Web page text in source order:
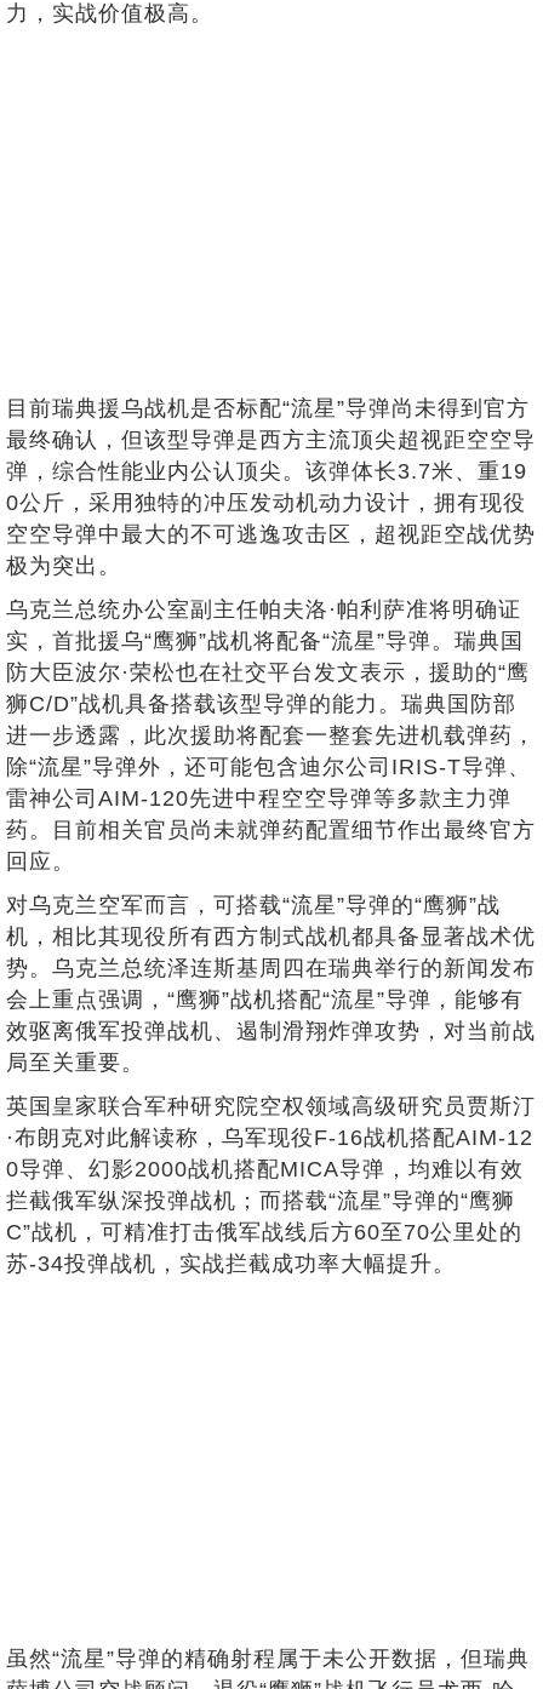
力，实战价值极高。
目前瑞典援乌战机是否标配“流星”导弹尚未得到官方
最终确认，但该型导弹是西方主流顶尖超视距空空导
弹，综合性能业内公认顶尖。该弹体长3.7米、重19
0公斤，采用独特的冲压发动机动力设计，拥有现役
空空导弹中最大的不可逃逸攻击区，超视距空战优势
极为突出。
乌克兰总统办公室副主任帕夫洛·帕利萨准将明确证
实，首批援乌“鹰狮”战机将配备“流星”导弹。瑞典国
防大臣波尔·荣松也在社交平台发文表示，援助的“鹰
狮C/D”战机具备搭载该型导弹的能力。瑞典国防部
进一步透露，此次援助将配套一整套先进机载弹药，
除“流星”导弹外，还可能包含迪尔公司IRIS-T导弹、
雷神公司AIM-120先进中程空空导弹等多款主力弹
药。目前相关官员尚未就弹药配置细节作出最终官方
回应。
对乌克兰空军而言，可搭载“流星”导弹的“鹰狮”战
机，相比其现役所有西方制式战机都具备显著战术优
势。乌克兰总统泽连斯基周四在瑞典举行的新闻发布
会上重点强调，“鹰狮”战机搭配“流星”导弹，能够有
效驱离俄军投弹战机、遏制滑翔炸弹攻势，对当前战
局至关重要。
英国皇家联合军种研究院空权领域高级研究员贾斯汀
·布朗克对此解读称，乌军现役F-16战机搭配AIM-12
0导弹、幻影2000战机搭配MICA导弹，均难以有效
拦截俄军纵深投弹战机；而搭载“流星”导弹的“鹰狮
C”战机，可精准打击俄军战线后方60至70公里处的
苏-34投弹战机，实战拦截成功率大幅提升。
虽然“流星”导弹的精确射程属于未公开数据，但瑞典